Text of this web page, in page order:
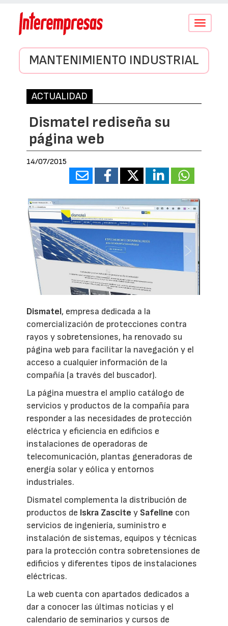
Conmutar
MANTENIMIENTO INDUSTRIAL
ACTUALIDAD
Dismatel rediseña su
página web
14/07/2015
Dismatel, empresa dedicada a la
comercialización de protecciones contra
rayos y sobretensiones, ha renovado su
página web para facilitar la navegación y el
acceso a cualquier información de la
compañía (a través del buscador).
La página muestra el amplio catálogo de
servicios y productos de la compañía para
responder a las necesidades de protección
eléctrica y eficiencia en edificios e
instalaciones de operadoras de
telecomunicación, plantas generadoras de
energía solar y eólica y entornos
industriales.
Dismatel complementa la distribución de
productos de Iskra Zascite y Safeline con
servicios de ingeniería, suministro e
instalación de sistemas, equipos y técnicas
para la protección contra sobretensiones de
edificios y diferentes tipos de instalaciones
eléctricas.
La web cuenta con apartados dedicados a
dar a conocer las últimas noticias y el
calendario de seminarios y cursos de